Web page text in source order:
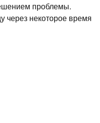
проблемы.
через некоторое время